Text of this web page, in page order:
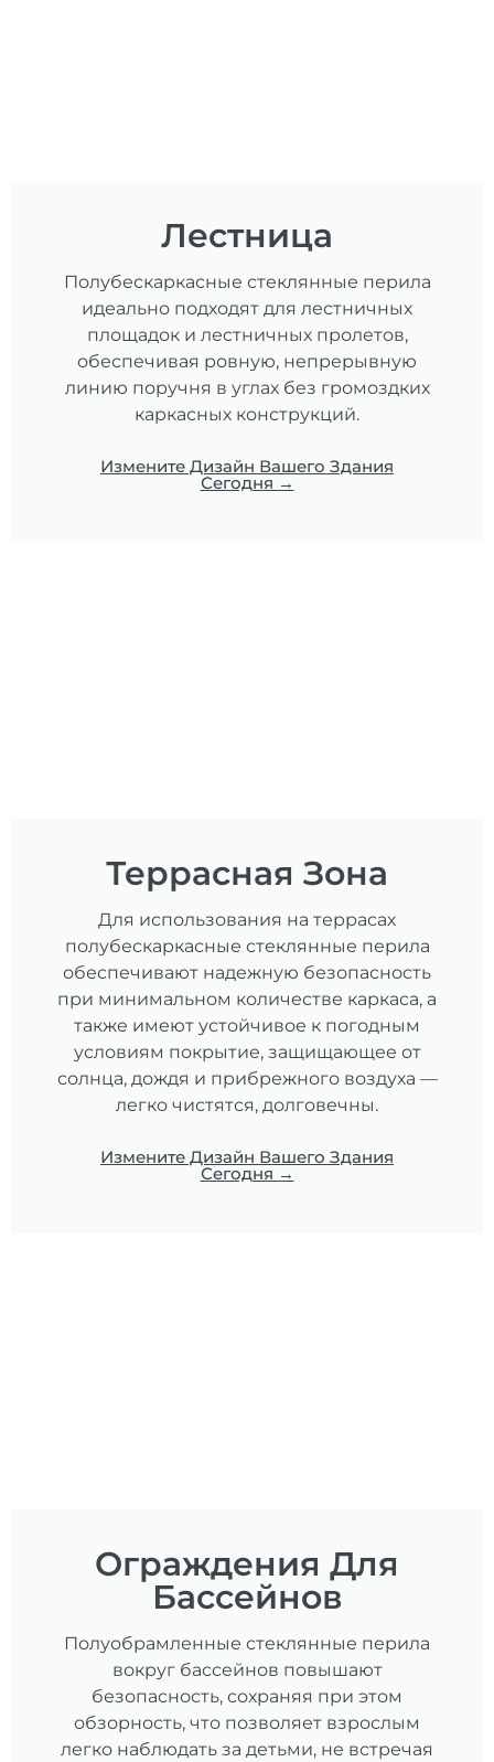
Лестница
Полубескаркасные стеклянные перила
идеально подходят для лестничных
площадок и лестничных пролетов,
обеспечивая ровную, непрерывную
линию поручня в углах без громоздких
каркасных конструкций.
Измените Дизайн Вашего Здания
Сегодня →
Террасная Зона
Для использования на террасах
полубескаркасные стеклянные перила
обеспечивают надежную безопасность
при минимальном количестве каркаса, а
также имеют устойчивое к погодным
условиям покрытие, защищающее от
солнца, дождя и прибрежного воздуха —
легко чистятся, долговечны.
Измените Дизайн Вашего Здания
Сегодня →
Ограждения Для
Бассейнов
Полуобрамленные стеклянные перила
вокруг бассейнов повышают
безопасность, сохраняя при этом
обзорность, что позволяет взрослым
легко наблюдать за детьми, не встречая